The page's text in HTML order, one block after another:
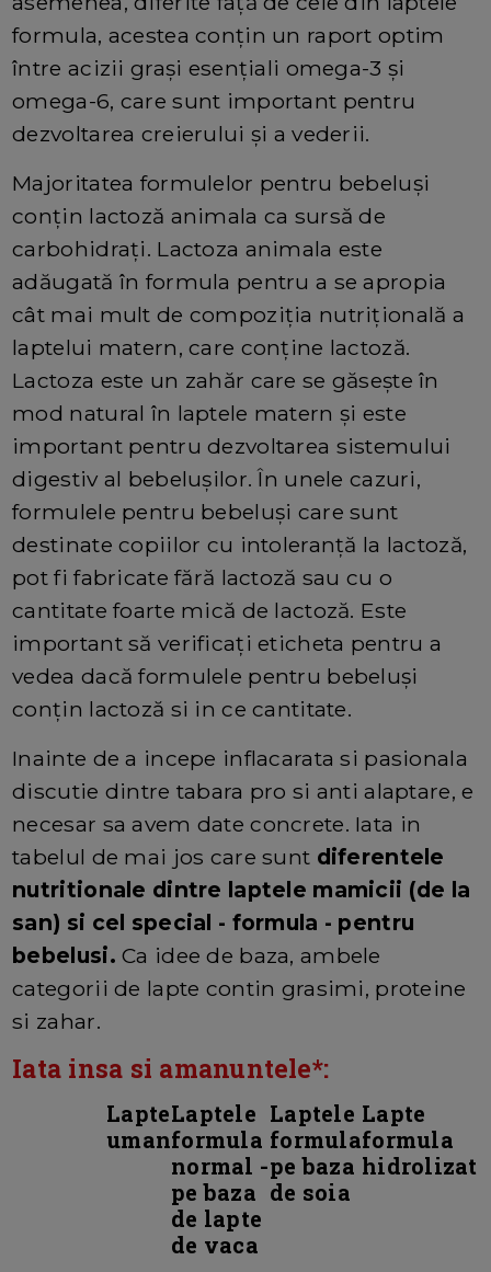
formula, acestea conțin un raport optim
între acizii grași esențiali omega-3 și
omega-6, care sunt important pentru
dezvoltarea creierului și a vederii.
Majoritatea formulelor pentru bebeluși
conțin lactoză animala ca sursă de
carbohidrați. Lactoza animala este
adăugată în formula pentru a se apropia
cât mai mult de compoziția nutrițională a
laptelui matern, care conține lactoză.
Lactoza este un zahăr care se găsește în
mod natural în laptele matern și este
important pentru dezvoltarea sistemului
digestiv al bebelușilor. În unele cazuri,
formulele pentru bebeluși care sunt
destinate copiilor cu intoleranță la lactoză,
pot fi fabricate fără lactoză sau cu o
cantitate foarte mică de lactoză. Este
important să verificați eticheta pentru a
vedea dacă formulele pentru bebeluși
conțin lactoză si in ce cantitate.
Inainte de a incepe inflacarata si pasionala
discutie dintre tabara pro si anti alaptare, e
necesar sa avem date concrete. Iata in
tabelul de mai jos care sunt diferentele
nutritionale dintre laptele mamicii (de la
san) si cel special - formula - pentru
bebelusi. Ca idee de baza, ambele
categorii de lapte contin grasimi, proteine
si zahar.
Iata insa si amanuntele*:
Lapte
uman
Laptele
formula
normal -
pe baza
de lapte
de vaca
Laptele
formula
pe baza
de soia
Lapte
formula
hidrolizat